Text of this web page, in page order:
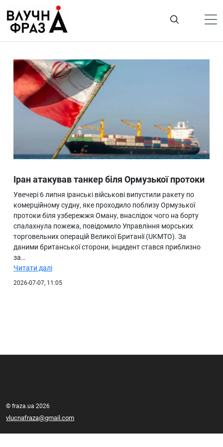
содержимому
Гроші
Життя
Лайфстайл
ТехноНаука
Людина
Ukraine
Про нас
Іран атакував танкер біля Ормузької протоки
Увечері 6 липня іранські військові випустили ракету по
комерційному судну, яке проходило поблизу Ормузької
протоки біля узбережжя Оману, внаслідок чого на борту
спалахнула пожежа, повідомило Управління морських
торговельних операцій Великої Британії (UKMTO). За
даними британської сторони, інцидент стався приблизно
за…
Читати далі
2026-07-07, 11:05
© fraza.ua 2026
vlucnafraza@gmail.com